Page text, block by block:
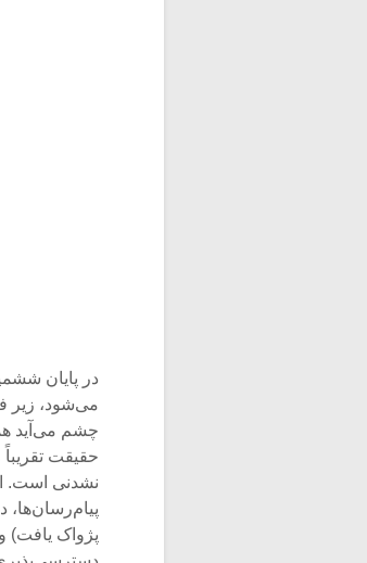
در پایان
می‌شود، زیر
چشم می‌آید
حقیقت
نشدنی است.
پیام‌رسان‌ها،
پژواک یافت)